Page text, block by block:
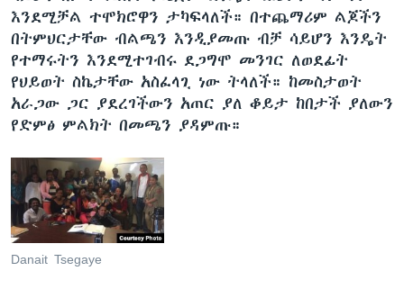
እንደሚቻል ተሞክሮዋን ታካፍላለች። በተጨማሪም ልጆችን
በትምህርታቸው ብልጫን እንዲያመጡ ብቻ ሳይሆን እንዴት
የተማሩትን እንደሚተገብሩ ደጋግሞ መንገር ለወደፊት
የህይወት ስኬታቸው አስፈላጊ ነው ትላለች። ከመስታወት
አራጋው ጋር ያደረገችውን አጠር ያለ ቆይታ ከበታች ያለውን
የድምፅ ምልክት በመጫን ያዳምጡ።
Danait Tsegaye